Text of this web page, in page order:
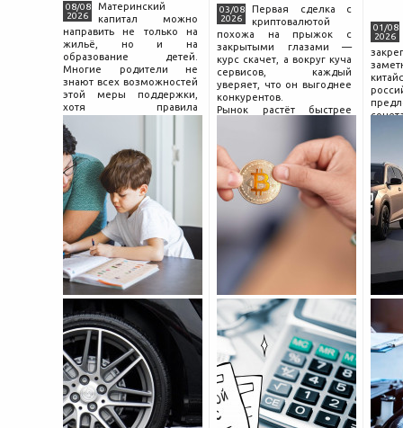
08/08
2026
Материнский
капитал можно
направить не только на
жильё, но и на
образование детей.
Многие родители не
знают всех возможностей
этой меры поддержки,
хотя правила
учёбу довольно понятны,
если разобраться в них
заранее и подготовить
03/08
2026
Первая сделка с
криптовалютой
похожа на прыжок с
закрытыми глазами —
курс скачет, а вокруг куча
сервисов, каждый
уверяет, что он выгоднее
конкурентов.
Рынок растёт быстрее
поведения на нём.
Петербургские
криптообменники,
московские
01/08
2026